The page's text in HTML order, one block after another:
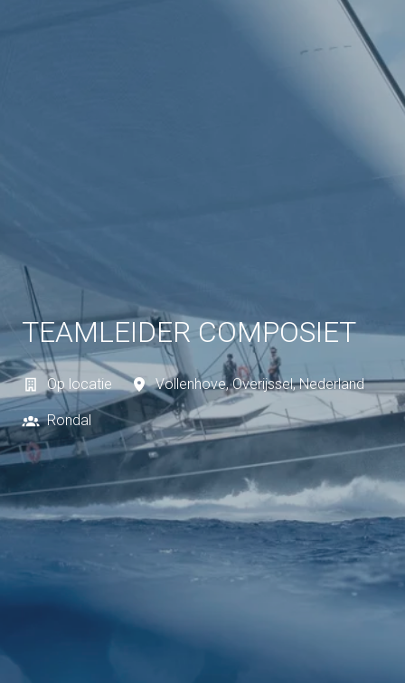
TEAMLEIDER COMPOSIET
Op locatie Vollenhove, Overijssel, Nederland
Rondal